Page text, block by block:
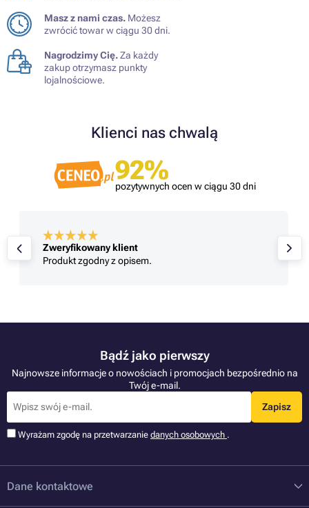
Masz z nami czas. Możesz
zwrócić towar w ciągu 30 dni.
Nagrodzimy Cię.Za każdy
zakup otrzymasz punkty
lojalnościowe.
Klienci nas chwalą
92%
pozytywnych ocen w ciągu 30 dni
Zweryfikowany klient
Produkt zgodny z opisem.
Bądź jako pierwszy
Najnowsze informacje o nowościach i promocjach bezpośrednio na
Twój e-mail.
Zapisz
Wyrażam zgodę na przetwarzanie danych osobowych .
Dane kontaktowe